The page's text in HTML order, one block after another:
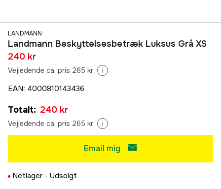
LANDMANN
Landmann Beskyttelsesbetræk Luksus Grå XS
240 kr
Vejledende ca. pris 265 kr i
EAN: 4000810143436
Totalt: 240 kr
Vejledende ca. pris 265 kr i
Email mig
Netlager - Udsolgt